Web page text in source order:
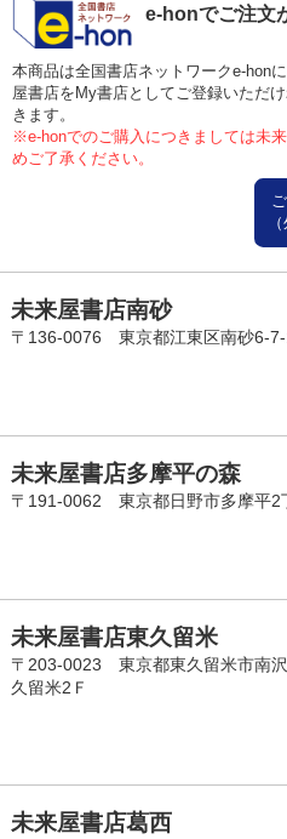
e-honでご注文
本商品は全国書店ネットワークe-hon
屋書店をMy書店としてご登録いただ
きます。
※e-honでのご購入につきましては未
めご了承ください。
未来屋書店南砂
〒136-0076 東京都江東区南砂6-
未来屋書店多摩平の森
〒191-0062 東京都日野市多摩平2
未来屋書店東久留米
〒203-0023 東京都東久留米市南
久留米2Ｆ
未来屋書店葛西